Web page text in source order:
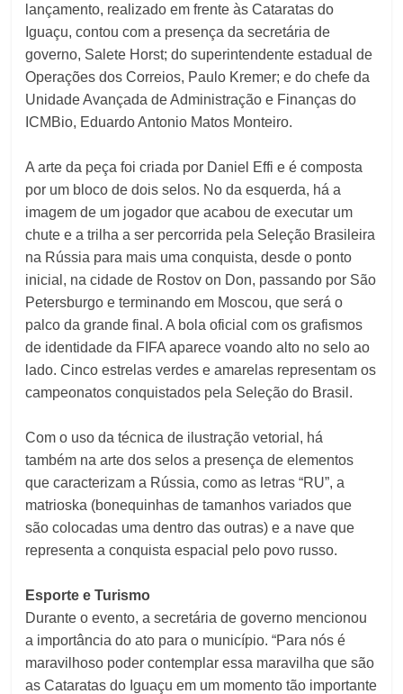
lançamento, realizado em frente às Cataratas do
Iguaçu, contou com a presença da secretária de
governo, Salete Horst; do superintendente estadual de
Operações dos Correios, Paulo Kremer; e do chefe da
Unidade Avançada de Administração e Finanças do
ICMBio, Eduardo Antonio Matos Monteiro.
A arte da peça foi criada por Daniel Effi e é composta
por um bloco de dois selos. No da esquerda, há a
imagem de um jogador que acabou de executar um
chute e a trilha a ser percorrida pela Seleção Brasileira
na Rússia para mais uma conquista, desde o ponto
inicial, na cidade de Rostov on Don, passando por São
Petersburgo e terminando em Moscou, que será o
palco da grande final. A bola oficial com os grafismos
de identidade da FIFA aparece voando alto no selo ao
lado. Cinco estrelas verdes e amarelas representam os
campeonatos conquistados pela Seleção do Brasil.
Com o uso da técnica de ilustração vetorial, há
também na arte dos selos a presença de elementos
que caracterizam a Rússia, como as letras “RU”, a
matrioska (bonequinhas de tamanhos variados que
são colocadas uma dentro das outras) e a nave que
representa a conquista espacial pelo povo russo.
Esporte e Turismo
Durante o evento, a secretária de governo mencionou
a importância do ato para o município. “Para nós é
maravilhoso poder contemplar essa maravilha que são
as Cataratas do Iguaçu em um momento tão importante